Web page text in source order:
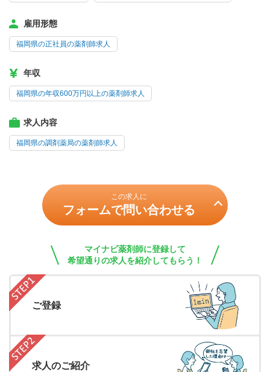
雇用形態
福岡県の正社員の薬剤師求人
年収
福岡県の年収600万円以上の薬剤師求人
求人内容
福岡県の調剤薬局の薬剤師求人
この求人に
フォームで問い合わせる
マイナビ薬剤師に登録して
希望通りの求人を紹介してもらう！
ご登録
求人のご紹介